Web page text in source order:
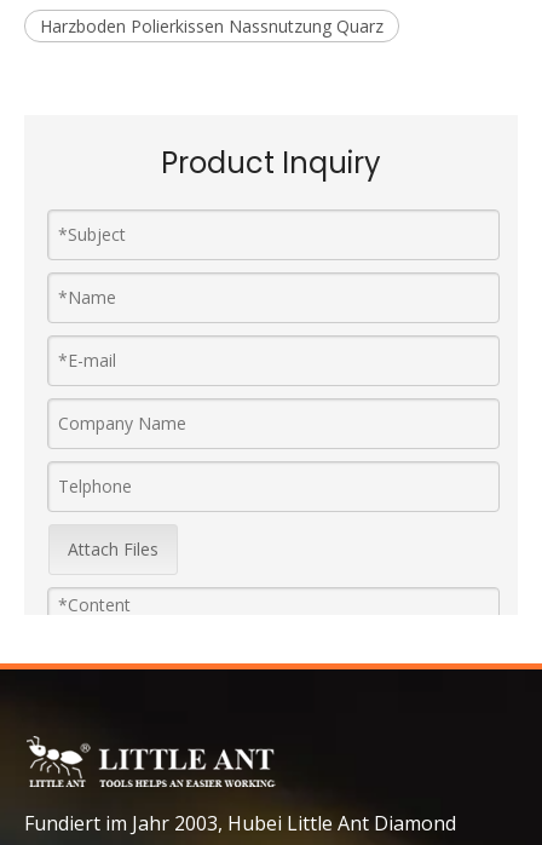
Harzboden Polierkissen Nassnutzung Quarz
Product Inquiry
Attach Files
Fundiert im Jahr 2003, Hubei Little Ant Diamond